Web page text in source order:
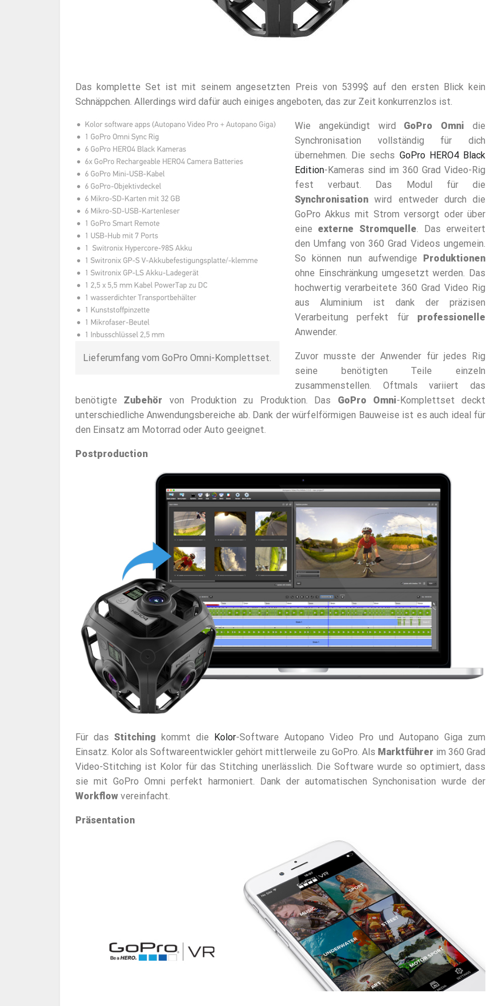
Das komplette Set ist mit seinem angesetzten Preis von 5399$ auf den ersten Blick kein
Schnäppchen. Allerdings wird dafür auch einiges angeboten, das zur Zeit konkurrenzlos ist.
Lieferumfang vom GoPro Omni-Komplettset.
Wie angekündigt wird GoPro Omni die
Synchronisation vollständig für dich
übernehmen. Die sechs GoPro HERO4 Black
Edition-Kameras sind im 360 Grad Video-Rig
fest verbaut. Das Modul für die
Synchronisationwird entweder durch die
GoPro Akkus mit Strom versorgt oder über
eine externe Stromquelle . Das erweitert
den Umfang von 360 Grad Videos ungemein.
So können nun aufwendige Produktionen
ohne Einschränkung umgesetzt werden. Das
hochwertig verarbeitete 360 Grad Video Rig
aus Aluminium ist dank der präzisen
Verarbeitung perfekt für professionelle
Anwender.
Zuvor musste der Anwender für jedes Rig
seine benötigten Teile einzeln
zusammenstellen. Oftmals variiert das
benötigte Zubehör von Produktion zu Produktion. Das GoPro Omni-Komplettset deckt
unterschiedliche Anwendungsbereiche ab. Dank der würfelförmigen Bauweise ist es auch ideal für
den Einsatz am Motorrad oder Auto geeignet.
Postproduction
Für das Stitching kommt die Kolor-Software Autopano Video Pro und Autopano Giga zum
Einsatz. Kolor als Softwareentwickler gehört mittlerweile zu GoPro. Als Marktführer im 360 Grad
Video-Stitching ist Kolor für das Stitching unerlässlich. Die Software wurde so optimiert, dass
sie mit GoPro Omni perfekt harmoniert. Dank der automatischen Synchonisation wurde der
Workflowvereinfacht.
Präsentation